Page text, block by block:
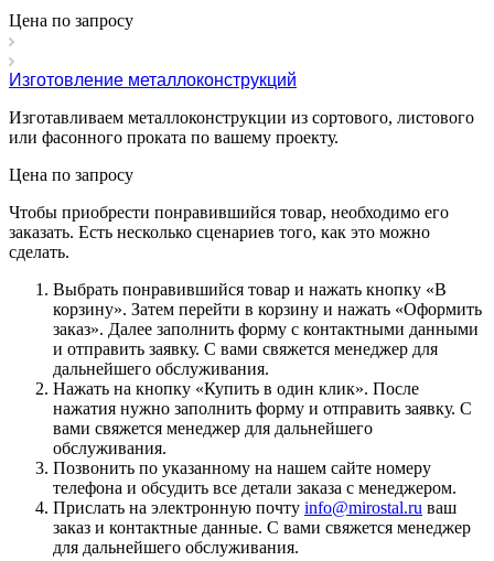
Цена по запросу
Изготовление металлоконструкций
Изготавливаем металлоконструкции из сортового, листового
или фасонного проката по вашему проекту.
Цена по запросу
Чтобы приобрести понравившийся товар, необходимо его
заказать. Есть несколько сценариев того, как это можно
сделать.
Выбрать понравившийся товар и нажать кнопку «В
корзину». Затем перейти в корзину и нажать «Оформить
заказ». Далее заполнить форму с контактными данными
и отправить заявку. С вами свяжется менеджер для
дальнейшего обслуживания.
Нажать на кнопку «Купить в один клик». После
нажатия нужно заполнить форму и отправить заявку. С
вами свяжется менеджер для дальнейшего
обслуживания.
Позвонить по указанному на нашем сайте номеру
телефона и обсудить все детали заказа с менеджером.
Прислать на электронную почту info@mirostal.ru ваш
заказ и контактные данные. С вами свяжется менеджер
для дальнейшего обслуживания.